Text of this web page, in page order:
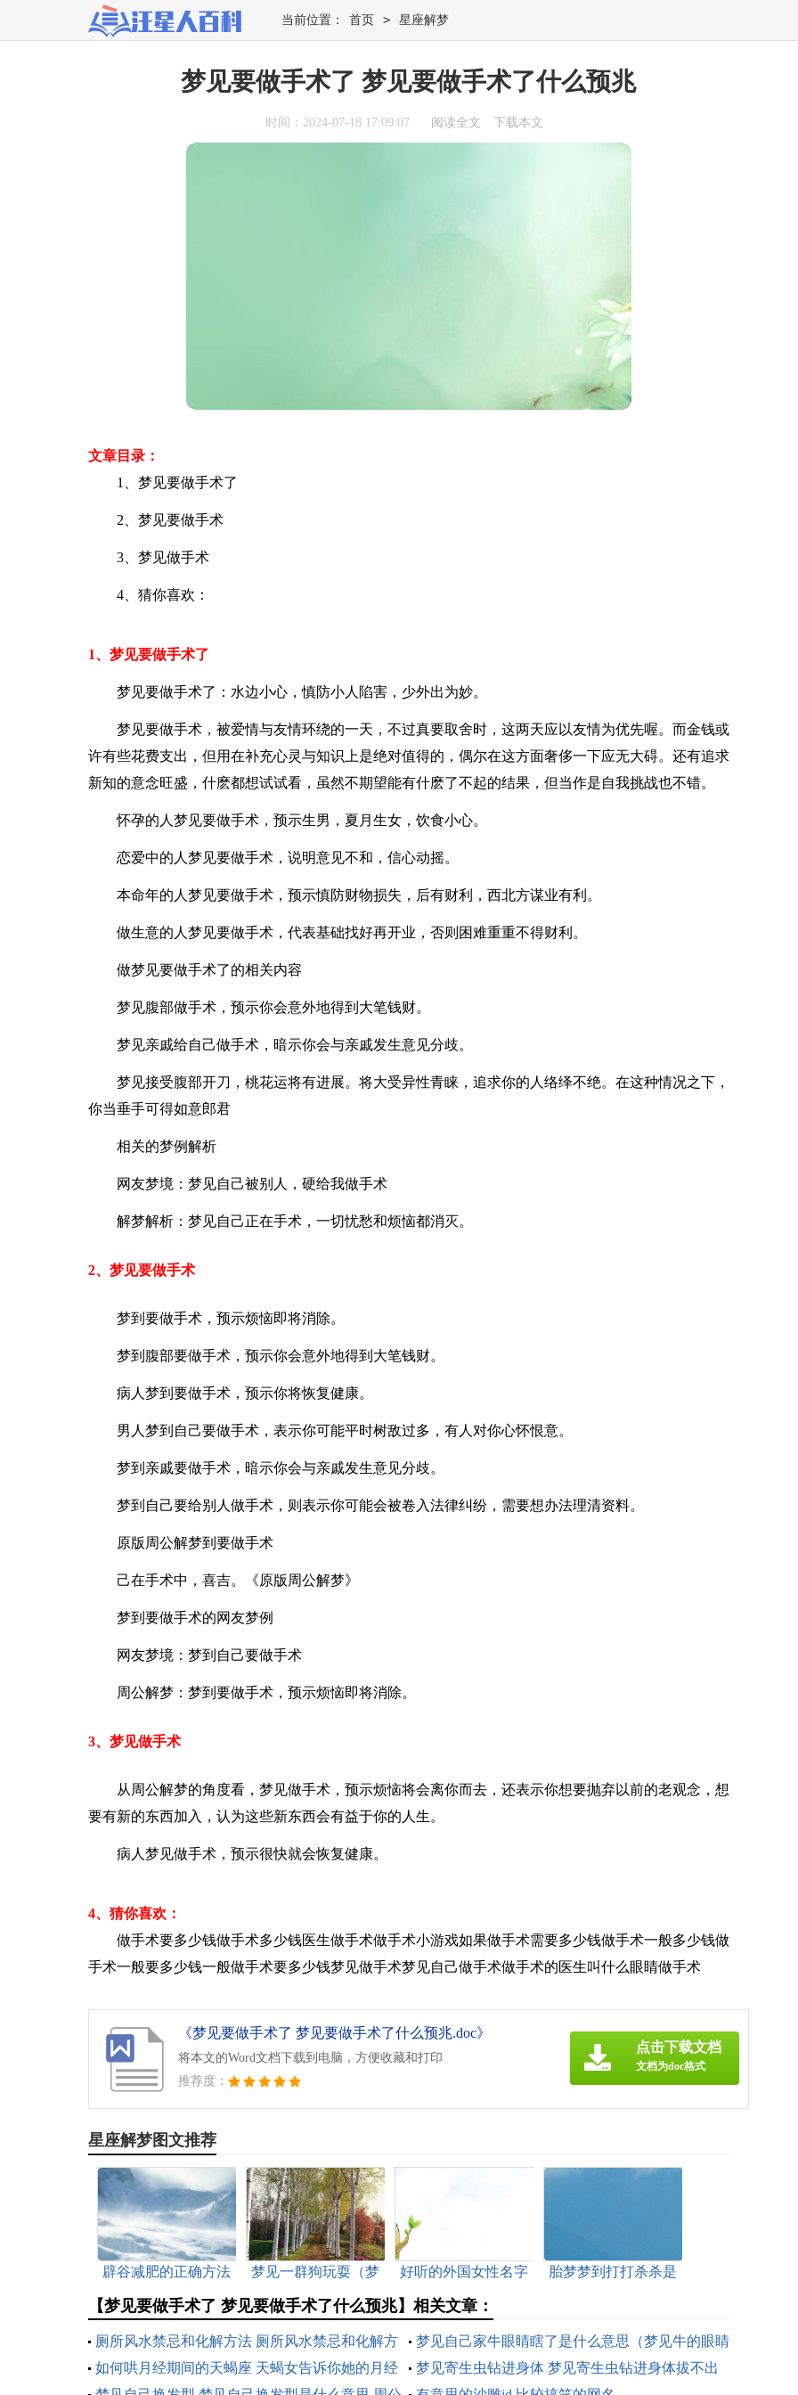
当前位置： 首页 > 星座解梦
梦见要做手术了 梦见要做手术了什么预兆
时间：2024-07-18 17:09:07 阅读全文 下载本文
文章目录：
1、梦见要做手术了
2、梦见要做手术
3、梦见做手术
4、猜你喜欢：
1、梦见要做手术了
梦见要做手术了：水边小心，慎防小人陷害，少外出为妙。
梦见要做手术，被爱情与友情环绕的一天，不过真要取舍时，这两天应以友情为优先喔。而金钱或
许有些花费支出，但用在补充心灵与知识上是绝对值得的，偶尔在这方面奢侈一下应无大碍。还有追求
新知的意念旺盛，什麽都想试试看，虽然不期望能有什麽了不起的结果，但当作是自我挑战也不错。
怀孕的人梦见要做手术，预示生男，夏月生女，饮食小心。
恋爱中的人梦见要做手术，说明意见不和，信心动摇。
本命年的人梦见要做手术，预示慎防财物损失，后有财利，西北方谋业有利。
做生意的人梦见要做手术，代表基础找好再开业，否则困难重重不得财利。
做梦见要做手术了的相关内容
梦见腹部做手术，预示你会意外地得到大笔钱财。
梦见亲戚给自己做手术，暗示你会与亲戚发生意见分歧。
梦见接受腹部开刀，桃花运将有进展。将大受异性青睐，追求你的人络绎不绝。在这种情况之下，
你当垂手可得如意郎君
相关的梦例解析
网友梦境：梦见自己被别人，硬给我做手术
解梦解析：梦见自己正在手术，一切忧愁和烦恼都消灭。
2、梦见要做手术
梦到要做手术，预示烦恼即将消除。
梦到腹部要做手术，预示你会意外地得到大笔钱财。
病人梦到要做手术，预示你将恢复健康。
男人梦到自己要做手术，表示你可能平时树敌过多，有人对你心怀恨意。
梦到亲戚要做手术，暗示你会与亲戚发生意见分歧。
梦到自己要给别人做手术，则表示你可能会被卷入法律纠纷，需要想办法理清资料。
原版周公解梦到要做手术
己在手术中，喜吉。《原版周公解梦》
梦到要做手术的网友梦例
网友梦境：梦到自己要做手术
周公解梦：梦到要做手术，预示烦恼即将消除。
3、梦见做手术
从周公解梦的角度看，梦见做手术，预示烦恼将会离你而去，还表示你想要抛弃以前的老观念，想
要有新的东西加入，认为这些新东西会有益于你的人生。
病人梦见做手术，预示很快就会恢复健康。
4、猜你喜欢：
做手术要多少钱做手术多少钱医生做手术做手术小游戏如果做手术需要多少钱做手术一般多少钱做
手术一般要多少钱一般做手术要多少钱梦见做手术梦见自己做手术做手术的医生叫什么 眼睛做手术
《梦见要做手术了 梦见要做手术了什么预兆.doc》
将本文的Word文档下载到电脑，方便收藏和打印
推荐度：
点击下载文档
文档为doc格式
星座解梦图文推荐
辟谷减肥的正确方法
确方法是7天吗
梦见一群狗玩耍（梦
么意思）
好听的外国女性名字
什么好听的
胎梦梦到打打杀杀是
【梦见要做手术了 梦见要做手术了什么预兆】相关文章：
厕所风水禁忌和化解方法 厕所风水禁忌和化解方
法介绍
梦见自己家牛眼睛瞎了是什么意思（梦见牛的眼睛
瞎了一只是什么意思）
如何哄月经期间的天蝎座 天蝎女告诉你她的月经
梦见寄生虫钻进身体 梦见寄生虫钻进身体拔不出